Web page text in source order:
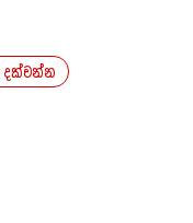
දක්වන්න